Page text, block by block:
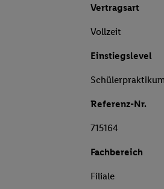
Vertragsart
Vollzeit
Einstiegslevel
Schülerpraktikum
Referenz-Nr.
715164
Fachbereich
Filiale